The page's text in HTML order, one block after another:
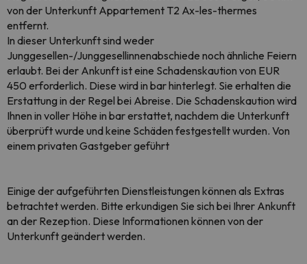
von der Unterkunft Appartement T2 Ax-les-thermes
entfernt.
In dieser Unterkunft sind weder
Junggesellen-/Junggesellinnenabschiede noch ähnliche Feiern
erlaubt. Bei der Ankunft ist eine Schadenskaution von EUR
450 erforderlich. Diese wird in bar hinterlegt. Sie erhalten die
Erstattung in der Regel bei Abreise. Die Schadenskaution wird
Ihnen in voller Höhe in bar erstattet, nachdem die Unterkunft
überprüft wurde und keine Schäden festgestellt wurden. Von
einem privaten Gastgeber geführt
Einige der aufgeführten Dienstleistungen können als Extras
betrachtet werden. Bitte erkundigen Sie sich bei Ihrer Ankunft
an der Rezeption. Diese Informationen können von der
Unterkunft geändert werden.